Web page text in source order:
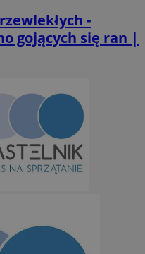
-
gojących się ran |